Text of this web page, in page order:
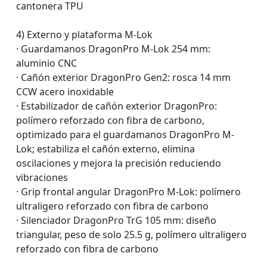
cantonera TPU
4) Externo y plataforma M-Lok
· Guardamanos DragonPro M-Lok 254 mm:
aluminio CNC
· Cañón exterior DragonPro Gen2: rosca 14 mm
CCW acero inoxidable
· Estabilizador de cañón exterior DragonPro:
polímero reforzado con fibra de carbono,
optimizado para el guardamanos DragonPro M-
Lok; estabiliza el cañón externo, elimina
oscilaciones y mejora la precisión reduciendo
vibraciones
· Grip frontal angular DragonPro M-Lok: polímero
ultraligero reforzado con fibra de carbono
· Silenciador DragonPro TrG 105 mm: diseño
triangular, peso de solo 25.5 g, polímero ultraligero
reforzado con fibra de carbono